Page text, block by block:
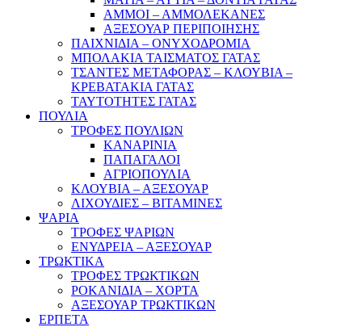
ΑΜΜΟΙ – ΑΜΜΟΛΕΚΑΝΕΣ
ΑΞΕΣΟΥΑΡ ΠΕΡΙΠΟΙΗΣΗΣ
ΠΑΙΧΝΙΔΙΑ – ΟΝΥΧΟΔΡΟΜΙΑ
ΜΠΟΛΑΚΙΑ ΤΑΙΣΜΑΤΟΣ ΓΑΤΑΣ
ΤΣΑΝΤΕΣ ΜΕΤΑΦΟΡΑΣ – ΚΛΟΥΒΙΑ –
ΚΡΕΒΑΤΑΚΙΑ ΓΑΤΑΣ
ΤΑΥΤΟΤΗΤΕΣ ΓΑΤΑΣ
ΠΟΥΛΙΑ
ΤΡΟΦΕΣ ΠΟΥΛΙΩΝ
ΚΑΝΑΡΙΝΙΑ
ΠΑΠΑΓΑΛΟΙ
ΑΓΡΙΟΠΟΥΛΙΑ
ΚΛΟΥΒΙΑ – ΑΞΕΣΟΥΑΡ
ΛΙΧΟΥΔΙΕΣ – ΒΙΤΑΜΙΝΕΣ
ΨΑΡΙΑ
ΤΡΟΦΕΣ ΨΑΡΙΩΝ
ΕΝΥΔΡΕΙΑ – ΑΞΕΣΟΥΑΡ
ΤΡΩΚΤΙΚΑ
ΤΡΟΦΕΣ ΤΡΩΚΤΙΚΩΝ
ΡΟΚΑΝΙΔΙΑ – ΧΟΡΤΑ
ΑΞΕΣΟΥΑΡ ΤΡΩΚΤΙΚΩΝ
ΕΡΠΕΤΑ